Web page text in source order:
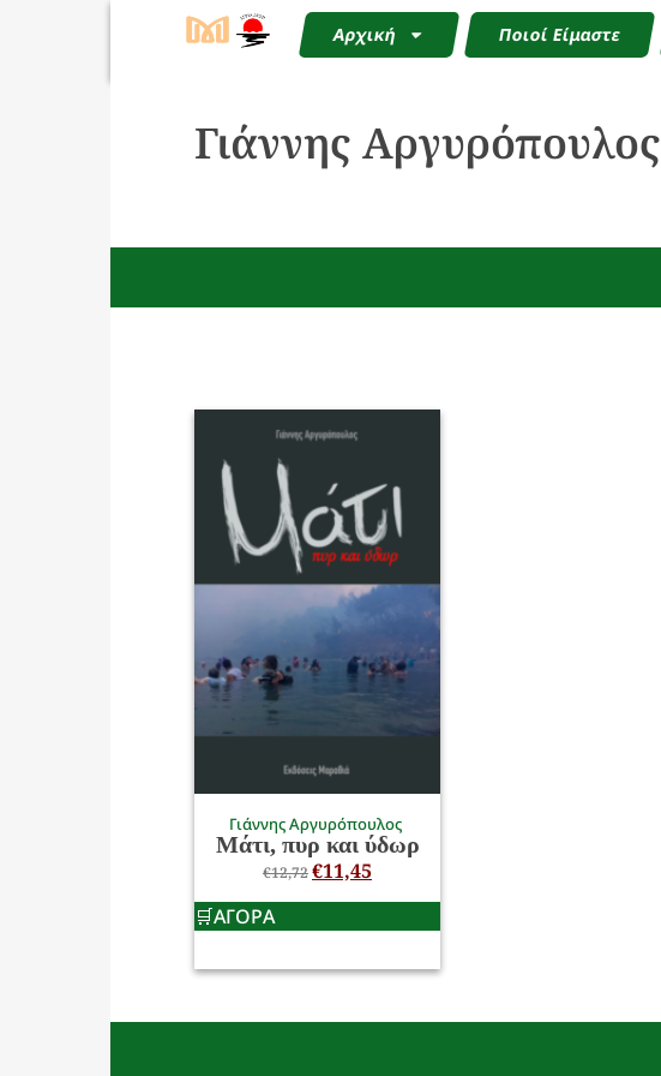
Αρχική Ποιοί Είμαστε
Γιάννης Αργυρόπουλος
Γιάννης Αργυρόπουλος
Μάτι, πυρ και ύδωρ
€12,72€11,45
ΑΓΟΡΑ